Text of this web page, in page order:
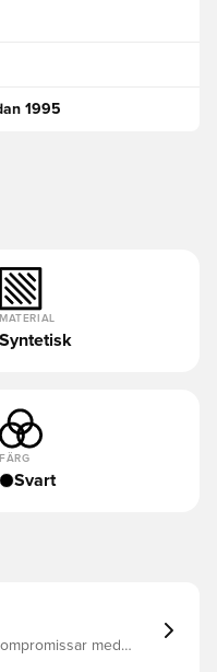
1995
MATERIAL
Syntetisk
FÄRG
Svart
med